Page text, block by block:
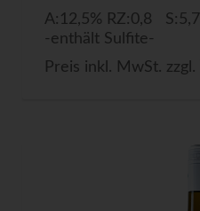
A:12,5% RZ:0,8 S:5,7
-enthält Sulfite-
Preis inkl. MwSt. zzgl.